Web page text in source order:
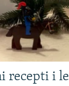
recepti i